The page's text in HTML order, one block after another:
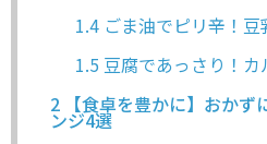
1.4ごま油でピリ辛！豆
1.5 豆腐であっさり！
2 【食卓を豊かに】おか
ンジ4選